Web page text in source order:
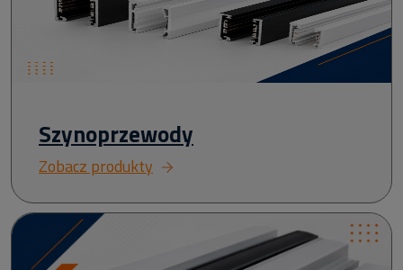
Szynoprzewody
Zobacz produkty